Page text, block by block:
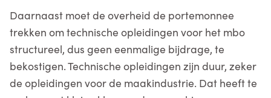
Daarnaast moet de overheid de portemonnee
trekken om technische opleidingen voor het mbo
structureel, dus geen eenmalige bijdrage, te
bekostigen. Technische opleidingen zijn duur, zeker
de opleidingen voor de maakindustrie. Dat heeft te